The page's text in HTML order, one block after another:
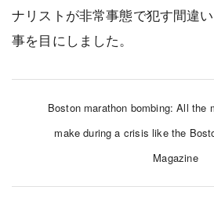
ナリストが非常事態で犯す間違
事を目にしました。
Boston marathon bombing: All the
make during a crisis like the
Magazine